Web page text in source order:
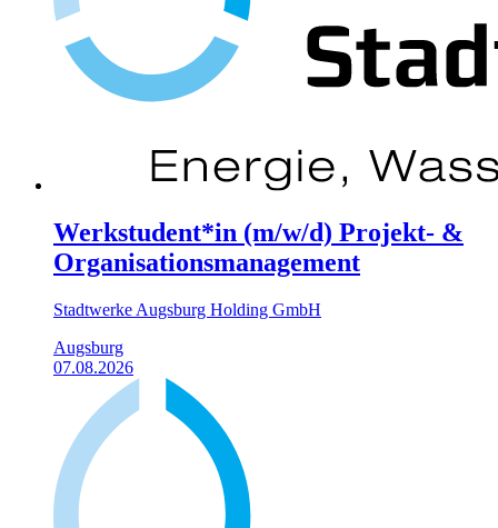
Werkstudent*in (m/w/d) Projekt- &
Organisationsmanagement
Stadtwerke Augsburg Holding GmbH
Augsburg
07.08.2026